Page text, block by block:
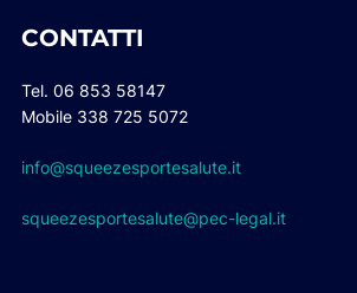
CONTATTI
Tel. 06 853 58147
Mobile 338 725 5072
info@squeezesportesalute.it
squeezesportesalute@pec-legal.it